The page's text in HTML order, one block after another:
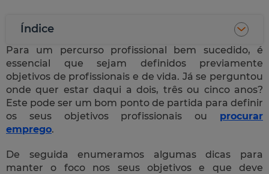
Índice
Para um percurso profissional bem sucedido, é
essencial que sejam definidos previamente
objetivos de profissionais e de vida. Já se perguntou
onde quer estar daqui a dois, três ou cinco anos?
Este pode ser um bom ponto de partida para definir
os seus objetivos profissionais ou procurar
emprego.
De seguida enumeramos algumas dicas para
manter o foco nos seus objetivos e que deve